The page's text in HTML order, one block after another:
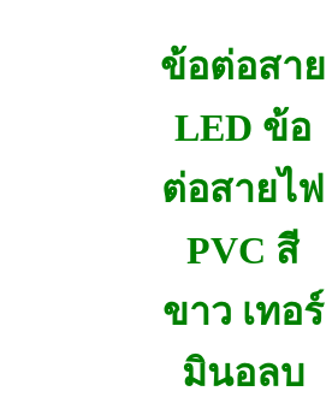
ข้อต่อสาย
LED ข้อ
ต่อสายไฟ
PVC สี
ขาว เทอร์
มินอลบ